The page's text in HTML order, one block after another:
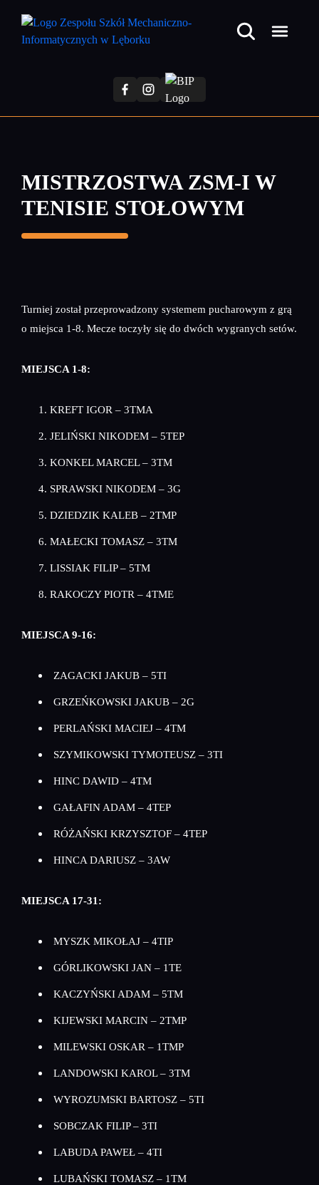
treści
MISTRZOSTWA ZSM-I W
TENISIE STOŁOWYM
Turniej został przeprowadzony systemem pucharowym z grą
o miejsca 1-8. Mecze toczyły się do dwóch wygranych setów.
MIEJSCA 1-8:
KREFT IGOR – 3TMA
JELIŃSKI NIKODEM – 5TEP
KONKEL MARCEL – 3TM
SPRAWSKI NIKODEM – 3G
DZIEDZIK KALEB – 2TMP
MAŁECKI TOMASZ – 3TM
LISSIAK FILIP – 5TM
RAKOCZY PIOTR – 4TME
MIEJSCA 9-16:
ZAGACKI JAKUB – 5TI
GRZEŃKOWSKI JAKUB – 2G
PERLAŃSKI MACIEJ – 4TM
SZYMIKOWSKI TYMOTEUSZ – 3TI
HINC DAWID – 4TM
GAŁAFIN ADAM – 4TEP
RÓŻAŃSKI KRZYSZTOF – 4TEP
HINCA DARIUSZ – 3AW
MIEJSCA 17-31:
MYSZK MIKOŁAJ – 4TIP
GÓRLIKOWSKI JAN – 1TE
KACZYŃSKI ADAM – 5TM
KIJEWSKI MARCIN – 2TMP
MILEWSKI OSKAR – 1TMP
LANDOWSKI KAROL – 3TM
WYROZUMSKI BARTOSZ – 5TI
SOBCZAK FILIP – 3TI
LABUDA PAWEŁ – 4TI
LUBAŃSKI TOMASZ – 1TM